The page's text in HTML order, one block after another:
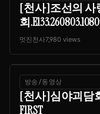
[천사]조선의 사
회
멋진천사7,980 views
방송/동영상
[천사]심야괴담회
F1RST